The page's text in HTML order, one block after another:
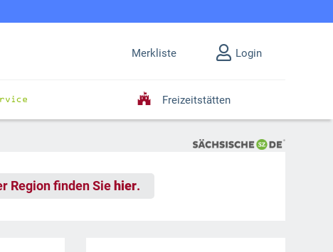
Merkliste Login
Freizeitstätten
Region finden Sie hier.